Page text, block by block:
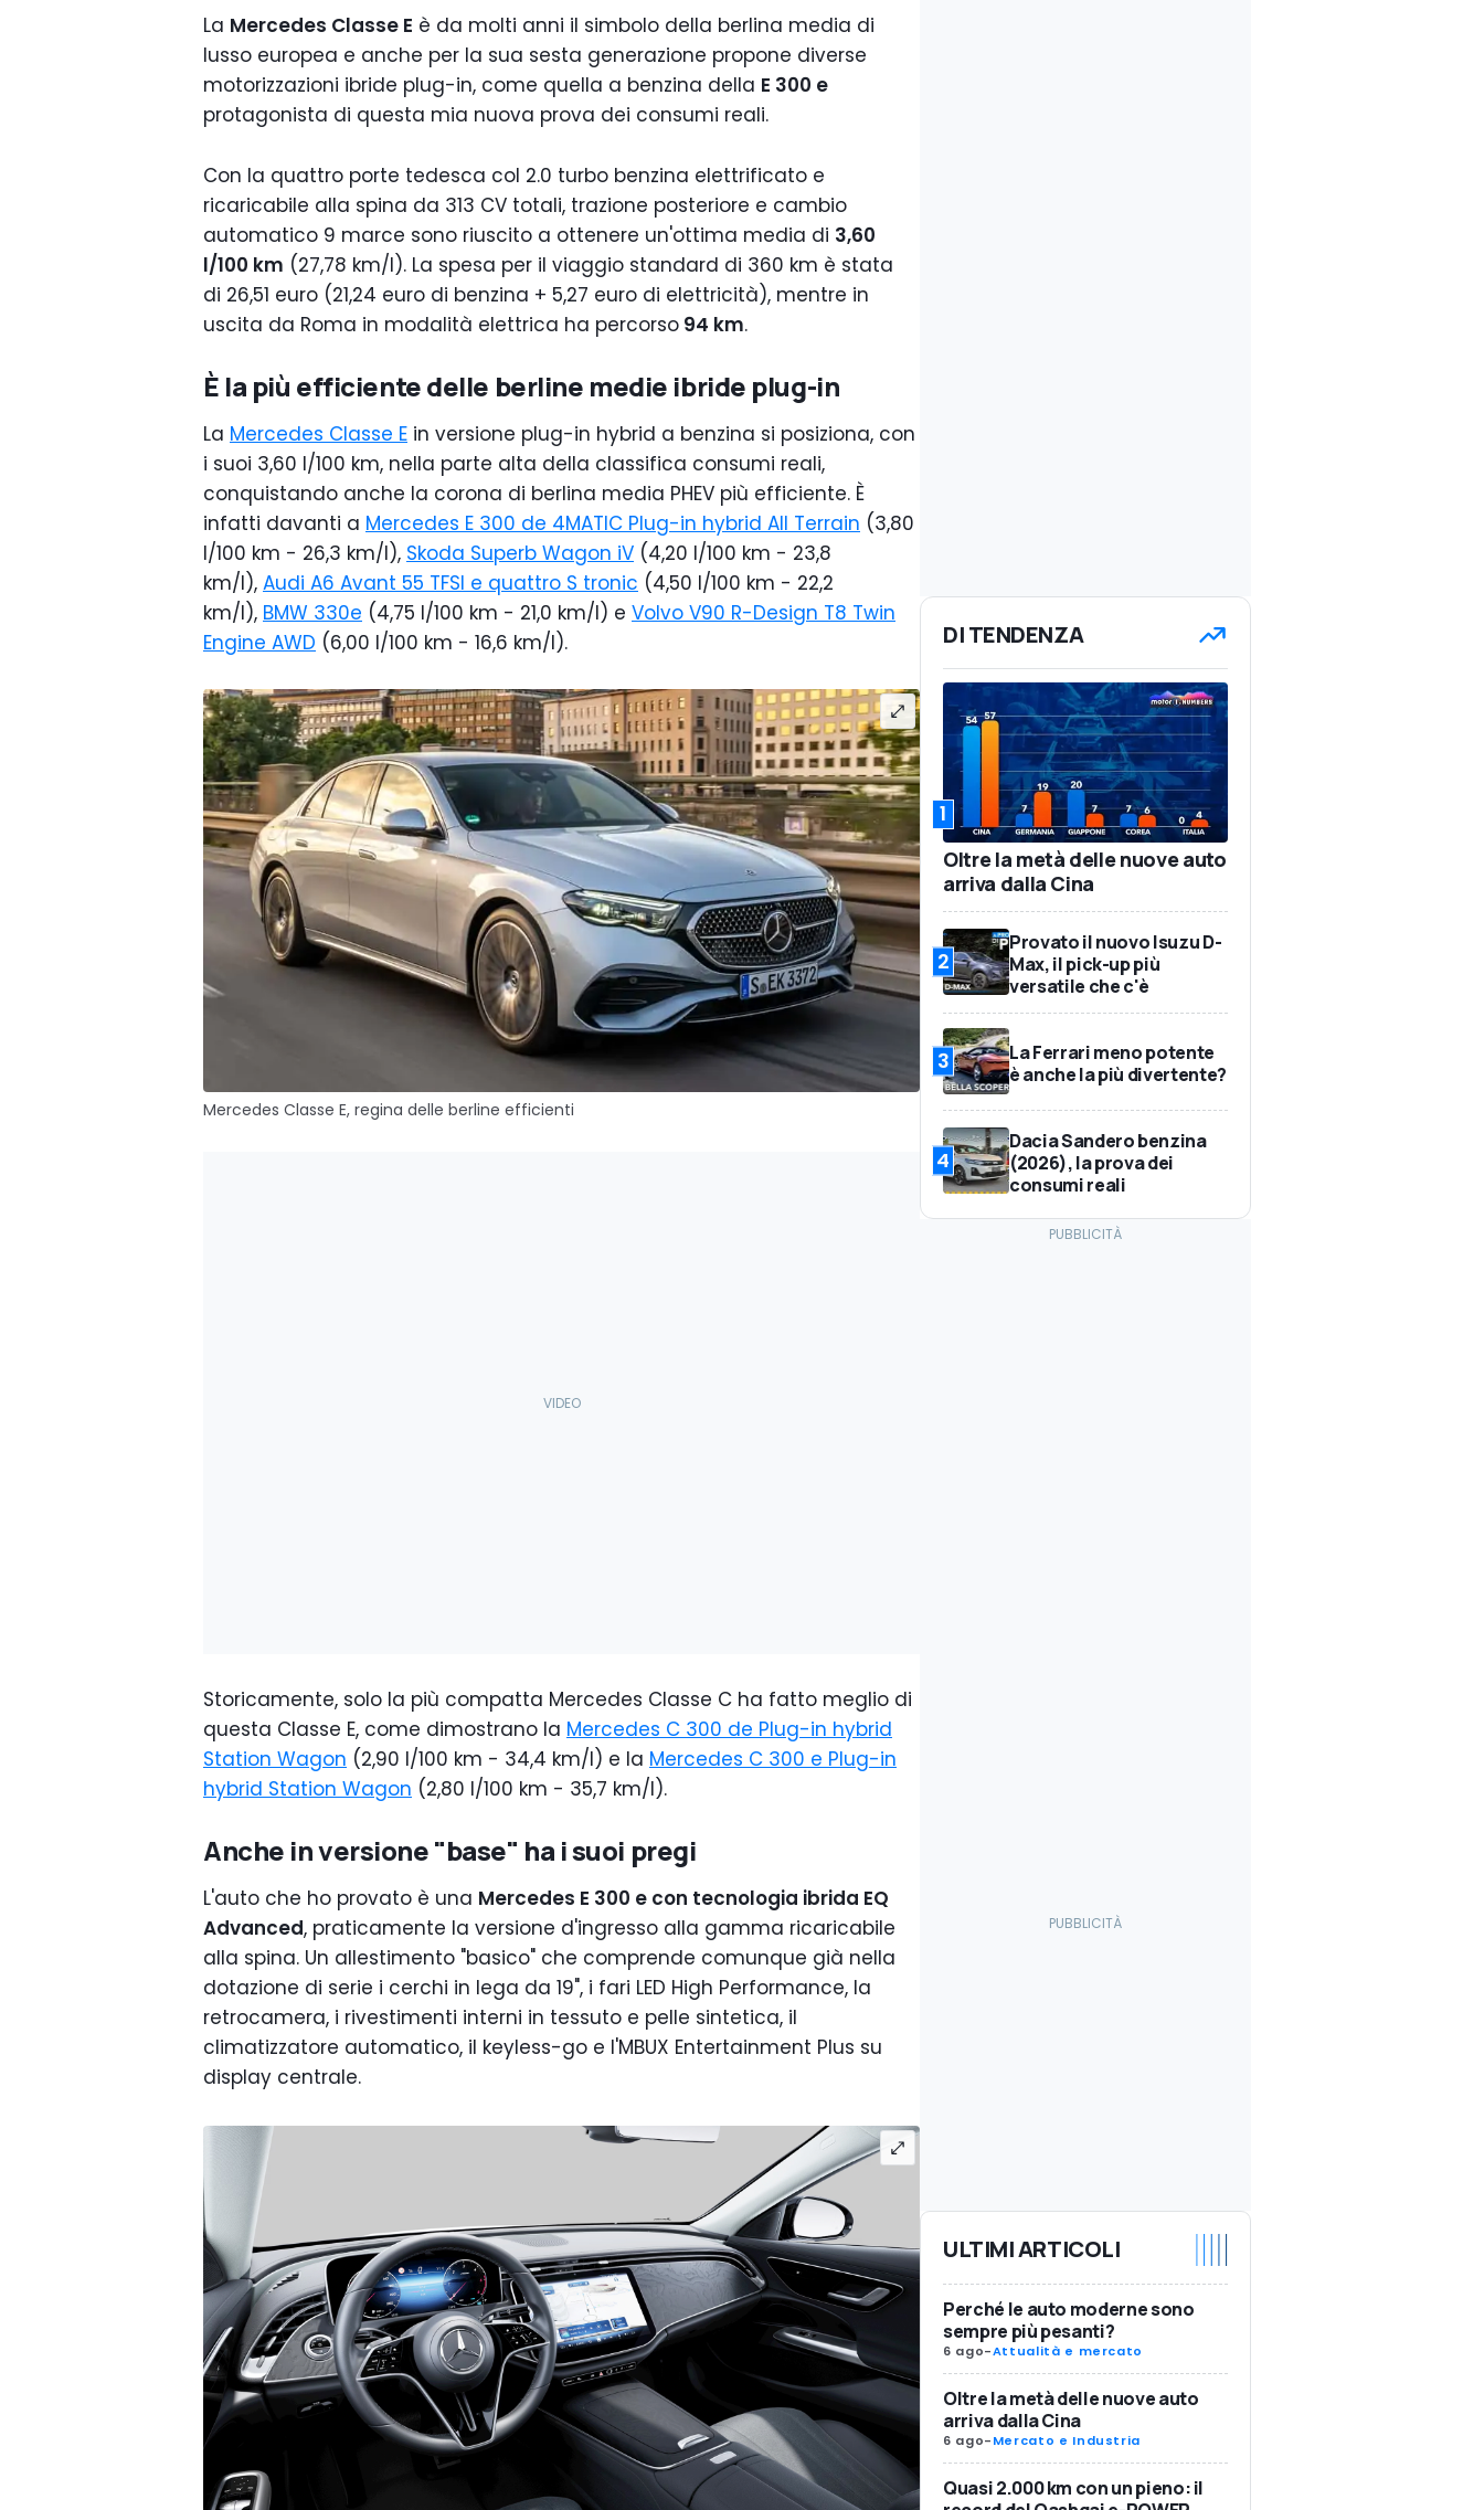
La Mercedes Classe E è da molti anni il simbolo della berlina media di
lusso europea e anche per la sua sesta generazione propone diverse
motorizzazioni ibride plug-in, come quella a benzina della E 300 e
protagonista di questa mia nuova prova dei consumi reali.
Con la quattro porte tedesca col 2.0 turbo benzina elettrificato e
ricaricabile alla spina da 313 CV totali, trazione posteriore e cambio
automatico 9 marce sono riuscito a ottenere un'ottima media di 3,60
l/100 km (27,78 km/l). La spesa per il viaggio standard di 360 km è stata
di 26,51 euro (21,24 euro di benzina + 5,27 euro di elettricità), mentre in
uscita da Roma in modalità elettrica ha percorso 94 km.
È la più efficiente delle berline medie ibride plug-in
La Mercedes Classe E in versione plug-in hybrid a benzina si posiziona, con
i suoi 3,60 l/100 km, nella parte alta della classifica consumi reali,
conquistando anche la corona di berlina media PHEV più efficiente. È
infatti davanti a Mercedes E 300 de 4MATIC Plug-in hybrid All Terrain (3,80
l/100 km - 26,3 km/l), Skoda Superb Wagon iV (4,20 l/100 km - 23,8
km/l), Audi A6 Avant 55 TFSI e quattro S tronic (4,50 l/100 km - 22,2
km/l), BMW 330e (4,75 l/100 km - 21,0 km/l) e Volvo V90 R-Design T8 Twin
Engine AWD (6,00 l/100 km - 16,6 km/l).
Mercedes Classe E, regina delle berline efficienti
Storicamente, solo la più compatta Mercedes Classe C ha fatto meglio di
questa Classe E, come dimostrano la Mercedes C 300 de Plug-in hybrid
Station Wagon (2,90 l/100 km - 34,4 km/l) e la Mercedes C 300 e Plug-in
hybrid Station Wagon (2,80 l/100 km - 35,7 km/l).
Anche in versione "base" ha i suoi pregi
L'auto che ho provato è una Mercedes E 300 e con tecnologia ibrida EQ
Advanced, praticamente la versione d'ingresso alla gamma ricaricabile
alla spina. Un allestimento "basico" che comprende comunque già nella
dotazione di serie i cerchi in lega da 19", i fari LED High Performance, la
retrocamera, i rivestimenti interni in tessuto e pelle sintetica, il
climatizzatore automatico, il keyless-go e l'MBUX Entertainment Plus su
display centrale.
DI TENDENZA
1
Oltre la metà delle nuove auto
arriva dalla Cina
2
Provato il nuovo Isuzu D-
Max, il pick-up più
versatile che c'è
3
La Ferrari meno potente
è anche la più divertente?
4
Dacia Sandero benzina
(2026), la prova dei
consumi reali
ULTIMI ARTICOLI
Perché le auto moderne sono
sempre più pesanti?
6 ago-Attualità e mercato
Oltre la metà delle nuove auto
arriva dalla Cina
6 ago-Mercato e Industria
Quasi 2.000 km con un pieno: il